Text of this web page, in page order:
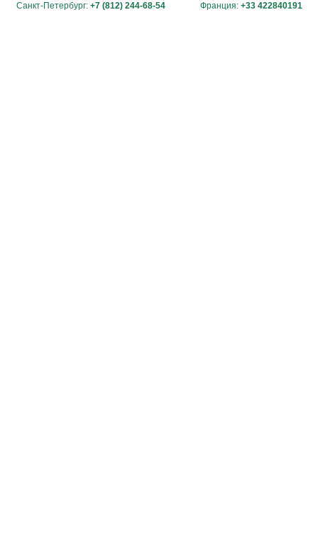
Санкт-Петербург: +7 (812) 244-68-54 Франция: +33 422840191